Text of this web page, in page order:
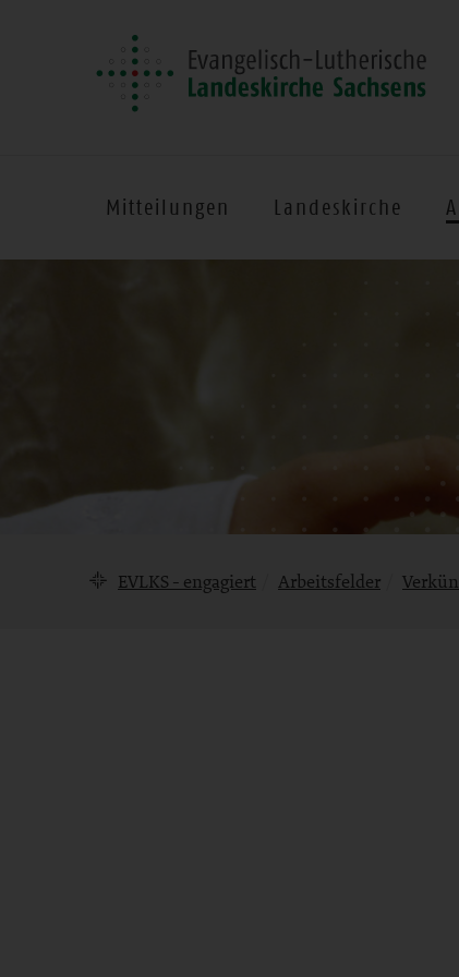
Mitteilungen Landeskirche
EVLKS - engagiert Arbeitsfelder